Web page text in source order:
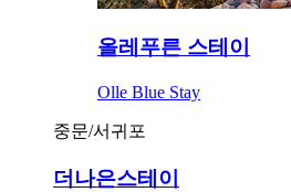
올레푸른 스테이
Olle Blue Stay
중문/서귀포
더나은스테이